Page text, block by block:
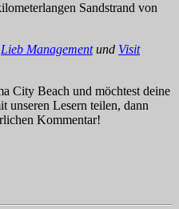
Sandstrand von
Lieb Managementund Visit
City Beach und möchtest deine
unseren Lesern teilen, dann
Kommentar!